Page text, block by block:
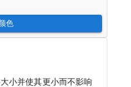
色
小并使其更小而不影响